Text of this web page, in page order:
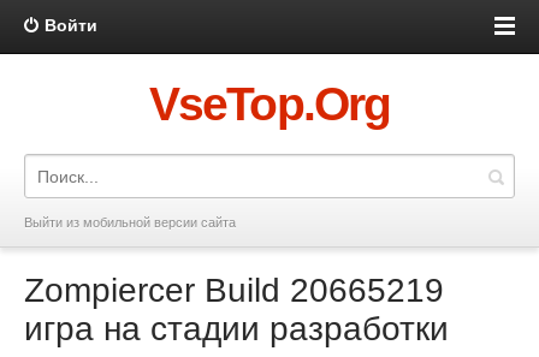
Войти
VseTop.Org
Выйти из мобильной версии сайта
Zompiercer Build 20665219
игра на стадии разработки